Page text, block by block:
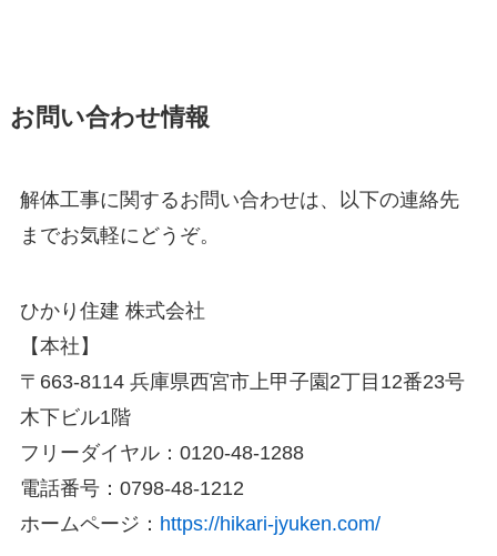
お問い合わせ情報
解体工事に関するお問い合わせは、以下の連絡先
までお気軽にどうぞ。
ひかり住建 株式会社
【本社】
〒663-8114 兵庫県西宮市上甲子園2丁目12番23号
木下ビル1階
フリーダイヤル：0120-48-1288
電話番号：0798-48-1212
ホームページ： https://hikari-jyuken.com/